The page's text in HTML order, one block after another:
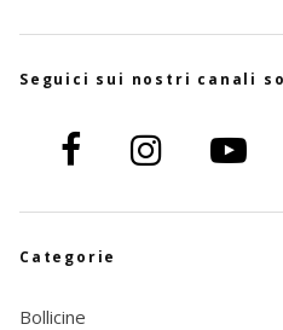
Seguici sui nostri canali
Categorie
Bollicine